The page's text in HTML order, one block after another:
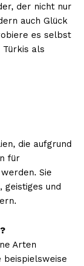
der nicht nur
auch Glück
es selbst
Türkis als
die aufgrund
für
Sie
und
Arten
beispielsweise